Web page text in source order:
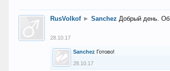
RusVolkof ► Sanchez Добрый день.
28.10.17
Sanchez Готово!
28.10.17